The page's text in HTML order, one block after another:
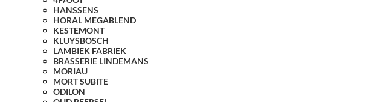
HANSSENS
HORAL MEGABLEND
KESTEMONT
KLUYSBOSCH
LAMBIEK FABRIEK
BRASSERIE LINDEMANS
MORIAU
MORT SUBITE
ODILON